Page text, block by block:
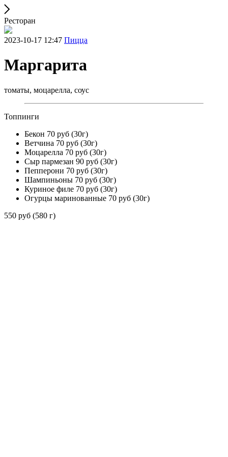
Ресторан
2023-10-17 12:47 Пицца
Маргарита
томаты, моцарелла, соус
Топпинги
Бекон 70 руб (30г)
Ветчина 70 руб (30г)
Моцарелла 70 руб (30г)
Сыр пармезан 90 руб (30г)
Пепперони 70 руб (30г)
Шампиньоны 70 руб (30г)
Куриное филе 70 руб (30г)
Огурцы маринованные 70 руб (30г)
550 руб (580 г)